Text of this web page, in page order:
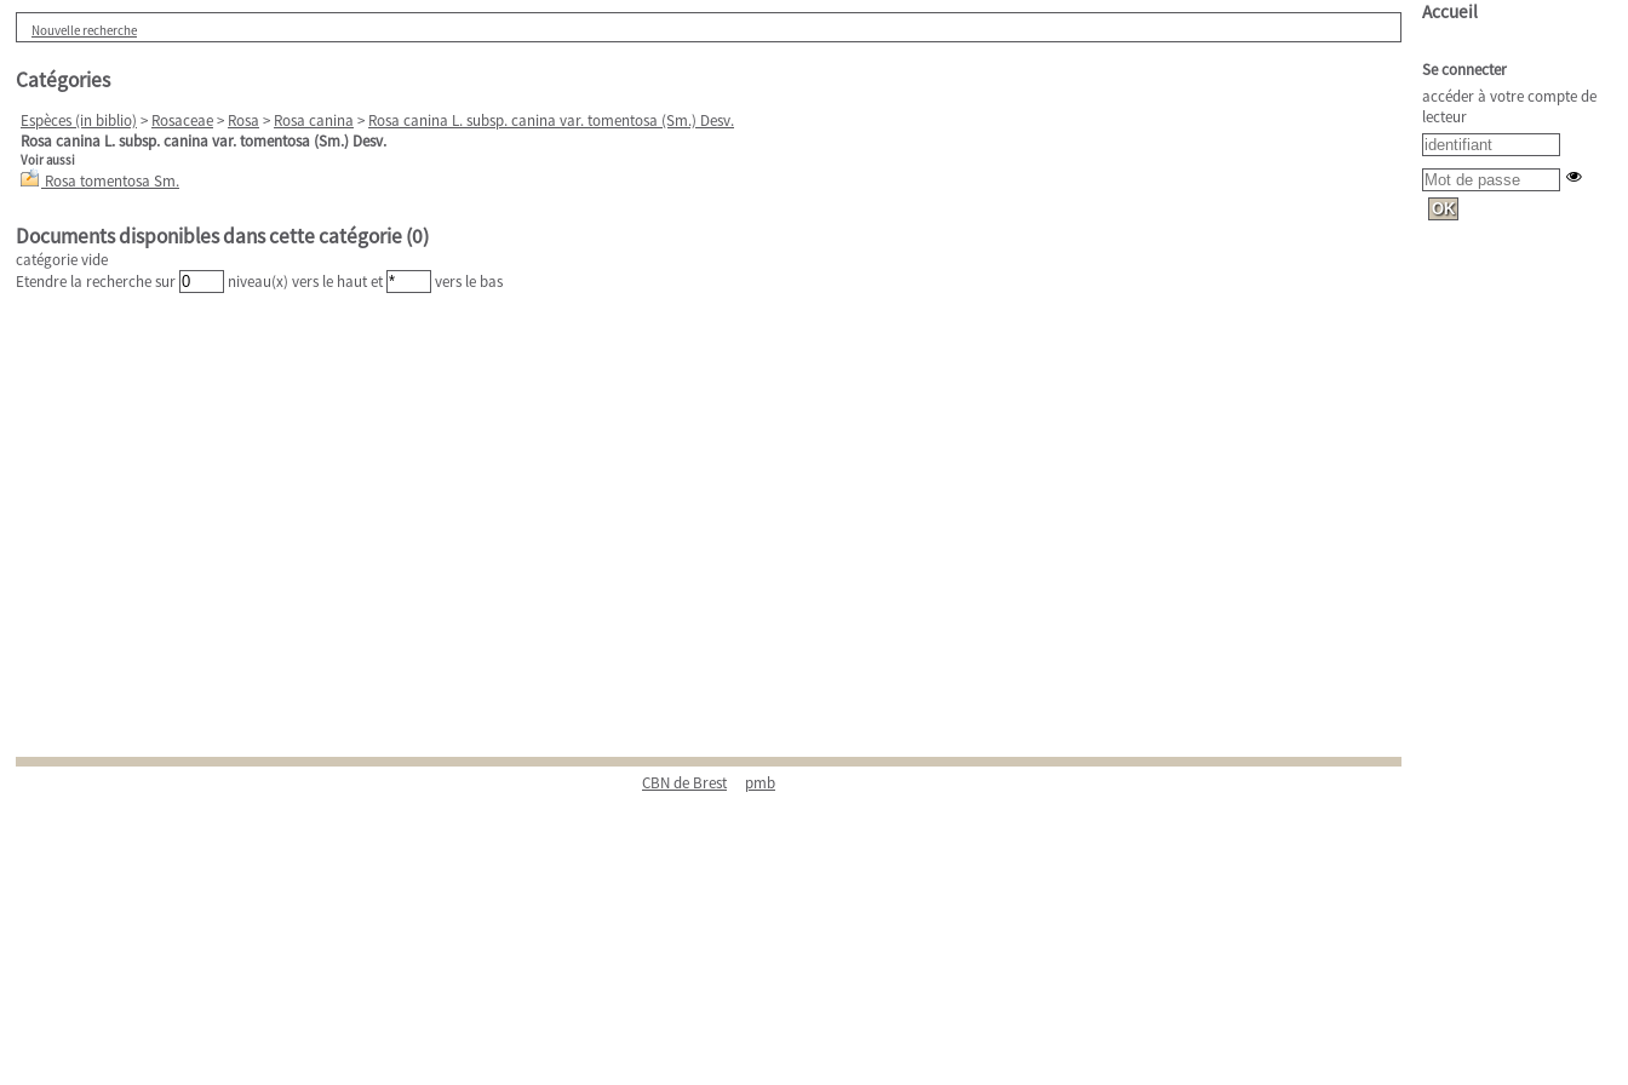
Nouvelle recherche
Catégories
Espèces (in biblio) > Rosaceae> Rosa > Rosa canina > Rosa canina L. subsp. canina var. tomentosa (Sm.) Desv.
Rosa canina L. subsp. canina var. tomentosa (Sm.) Desv.
Voir aussi
Rosa tomentosa Sm.
Documents disponibles dans cette catégorie (0)
catégorie vide
Etendre la recherche sur
niveau(x) vers le haut et vers le bas
CBN de Brest pmb
Accueil
Se connecter
accéder à votre compte de
lecteur